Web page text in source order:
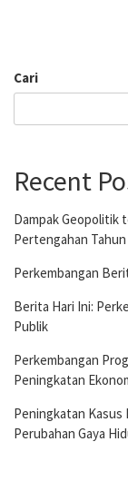
Cari
Recent
Dampak Geopolitik
Pertengahan Tahun
Perkembangan
Berita Hari Ini:
Publik
Perkembangan
Peningkatan
Peningkatan Kasus
Perubahan Gaya